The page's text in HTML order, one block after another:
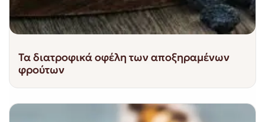
Τα διατροφικά οφέλη των αποξηραμένων
φρούτων